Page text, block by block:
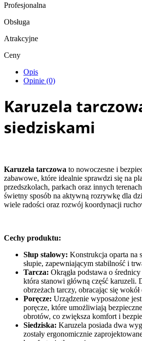
Profesjonalna
Obsługa
Atrakcyjne
Ceny
Opis
Opinie (0)
Karuzela
siedziskami
Karuzela tarczowa to nowoczesne i
zabawowe, które idealnie sprawdzi się na
przedszkolach, parkach oraz innych
świetny sposób na aktywną rozrywkę dla
wiele radości oraz rozwój koordynacji
Cechy produktu:
Słup stalowy: Konstrukcja oparta na
słupie, zapewniającym stabilność i
Tarcza: Okrągła podstawa o
która stanowi główną część karuzeli.
obrzeżach tarczy, obracając się wokół
Poręcze: Urządzenie wyposażone
poręcze, które umożliwiają
obrotów, co zwiększa komfort i
Siedziska: Karuzela posiada dwa
zostały ergonomicznie